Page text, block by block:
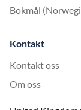
Bokmål
Kontakt
Kontakt oss
Om oss